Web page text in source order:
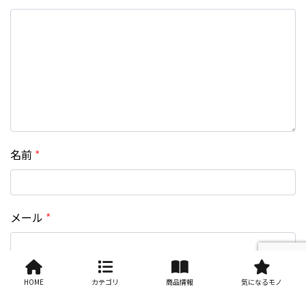
名前 *
メール *
HOME カテゴリ 商品情報 気になるモノ